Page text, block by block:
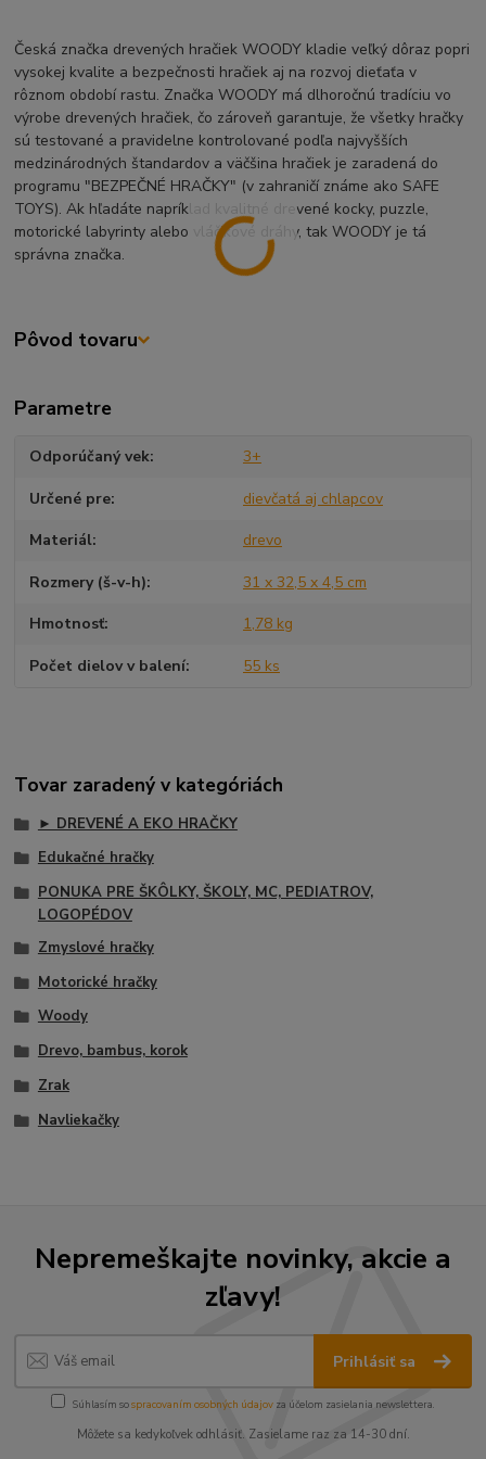
Česká značka drevených hračiek WOODY kladie veľký dôraz popri
vysokej kvalite a bezpečnosti hračiek aj na rozvoj dieťaťa v
rôznom období rastu. Značka WOODY má dlhoročnú tradíciu vo
výrobe drevených hračiek, čo zároveň garantuje, že všetky hračky
sú testované a pravidelne kontrolované podľa najvyšších
medzinárodných štandardov a väčšina hračiek je zaradená do
programu "BEZPEČNÉ HRAČKY" (v zahraničí známe ako SAFE
TOYS). Ak hľadáte napríklad kvalitné drevené kocky, puzzle,
motorické labyrinty alebo vláčikové dráhy, tak WOODY je tá
správna značka.
Pôvod tovaru
Parametre
Odporúčaný vek 3+
Určené pre dievčatá aj chlapcov
Materiál drevo
Rozmery (š-v-h) 31 x 32,5 x 4,5 cm
Hmotnosť 1,78 kg
Počet dielov v balení 55 ks
Tovar zaradený v kategóriách
► DREVENÉ A EKO HRAČKY
Edukačné hračky
PONUKA PRE ŠKÔLKY, ŠKOLY, MC, PEDIATROV,
LOGOPÉDOV
Zmyslové hračky
Motorické hračky
Woody
Drevo, bambus, korok
Zrak
Navliekačky
Nepremeškajte novinky, akcie a
zľavy!
Prihlásiť sa
Súhlasím sospracovaním osobných údajov za účelom zasielania newslettera.
Môžete sa kedykoľvek odhlásiť. Zasielame raz za 14-30 dní.